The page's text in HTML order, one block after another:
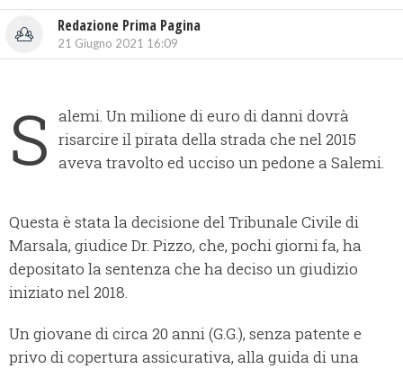
Redazione Prima Pagina
21 Giugno 2021 16:09
S alemi. Un milione di euro di danni dovrà
risarcire il pirata della strada che nel 2015
aveva travolto ed ucciso un pedone a Salemi.
Questa è stata la decisione del Tribunale Civile di
Marsala, giudice Dr. Pizzo, che, pochi giorni fa, ha
depositato la sentenza che ha deciso un giudizio
iniziato nel 2018.
Un giovane di circa 20 anni (G.G.), senza patente e
privo di copertura assicurativa, alla guida di una